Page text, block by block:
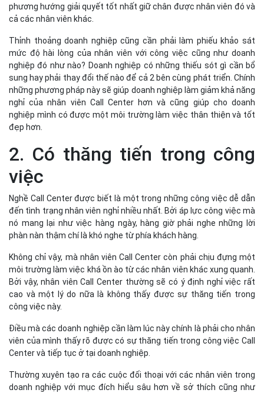
phương hướng giải quyết tốt nhất giữ chân được nhân viên đó và
cả các nhân viên khác.
Thỉnh thoảng doanh nghiệp cũng cần phải làm phiếu khảo sát
mức độ hài lòng của nhân viên với công việc cũng như doanh
nghiệp đó như nào? Doanh nghiệp có những thiếu sót gì cần bổ
sung hay phải thay đổi thế nào để cả 2 bên cùng phát triển. Chính
những phương pháp này sẽ giúp doanh nghiệp làm giảm khả năng
nghỉ của nhân viên Call Center hơn và cũng giúp cho doanh
nghiệp mình có được một môi trường làm việc thân thiện và tốt
đẹp hơn.
2. Có thăng tiến trong công
việc
Nghề Call Center được biết là một trong những công việc dễ dẫn
đến tình trạng nhân viên nghỉ nhiều nhất. Bởi áp lực công việc mà
nó mang lại như việc hàng ngày, hàng giờ phải nghe những lời
phàn nàn thậm chí là khó nghe từ phía khách hàng.
Không chỉ vậy, mà nhân viên Call Center còn phải chịu đựng một
môi trường làm việc khá ồn ào từ các nhân viên khác xung quanh.
Bởi vậy, nhân viên Call Center thường sẽ có ý định nghỉ việc rất
cao và một lý do nữa là không thấy được sự thăng tiến trong
công việc này.
Điều mà các doanh nghiệp cần làm lúc này chính là phải cho nhân
viên của mình thấy rõ được có sự thăng tiến trong công việc Call
Center và tiếp tục ở tại doanh nghiệp.
Thường xuyên tạo ra các cuộc đối thoại với các nhân viên trong
doanh nghiệp với mục đích hiểu sâu hơn về sở thích cũng như